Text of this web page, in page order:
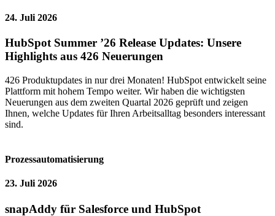
24. Juli 2026
HubSpot Summer ’26 Release Updates: Unsere
Highlights aus 426 Neuerungen
426 Produktupdates in nur drei Monaten! HubSpot entwickelt seine
Plattform mit hohem Tempo weiter. Wir haben die wichtigsten
Neuerungen aus dem zweiten Quartal 2026 geprüft und zeigen
Ihnen, welche Updates für Ihren Arbeitsalltag besonders interessant
sind.
Prozessautomatisierung
23. Juli 2026
snapAddy für Salesforce und HubSpot